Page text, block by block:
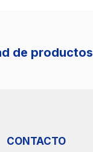
de productos
CONTACTO